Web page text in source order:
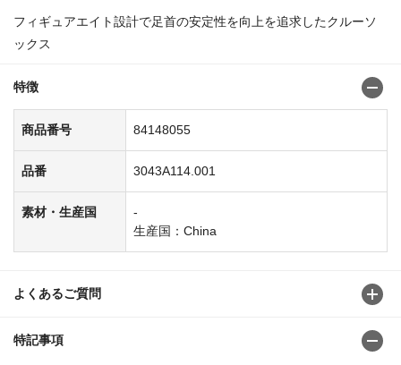
フィギュアエイト設計で足首の安定性を向上を追求したクルーソ
ックス
特徴
商品番号 84148055
品番 3043A114.001
素材・生産国
-
生産国：China
よくあるご質問
特記事項